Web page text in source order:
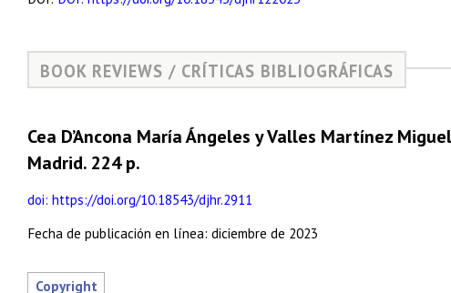
BOOK REVIEWS / CRÍTICAS BIBLIOGRÁFICAS
Cea D’Ancona María Ángeles y Valles Martínez
Madrid. 224 p.
doi: https://doi.org/10.18543/djhr.2911
Fecha de publicación en línea: diciembre de 2023